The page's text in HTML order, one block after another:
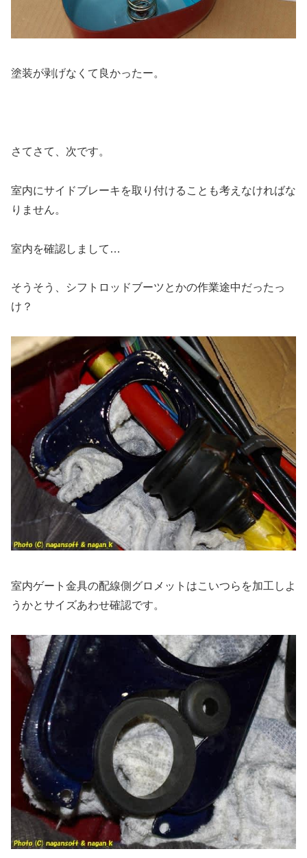
塗装が剥げなくて良かったー。
さてさて、次です。
室内にサイドブレーキを取り付けることも考えなければな
りません。
室内を確認しまして…
そうそう、シフトロッドブーツとかの作業途中だったっ
け？
室内ゲート金具の配線側グロメットはこいつらを加工しよ
うかとサイズあわせ確認です。